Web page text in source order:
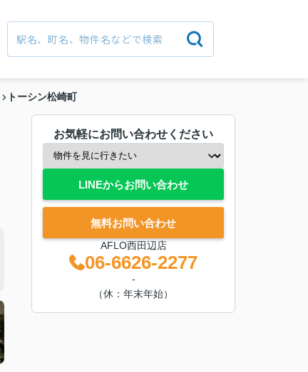
トーシン松崎町
お気軽にお問い合わせください
LINEからお問い合わせ
無料お問い合わせ
AFLO西田辺店
06-6626-2277
-
（休：年末年始）